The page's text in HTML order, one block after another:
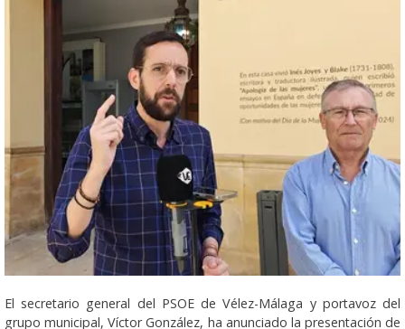
El secretario general del PSOE de Vélez-Málaga y portavoz del
grupo municipal, Víctor González, ha anunciado la presentación de